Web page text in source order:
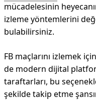
mücadelesinin
izleme yöntemlerini
bulabilirsiniz.
FB maçlarını izlemek
de modern dijital
taraftarları, bu
şekilde takip etme